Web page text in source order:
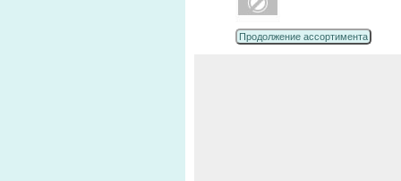
Продолжение ассортимента